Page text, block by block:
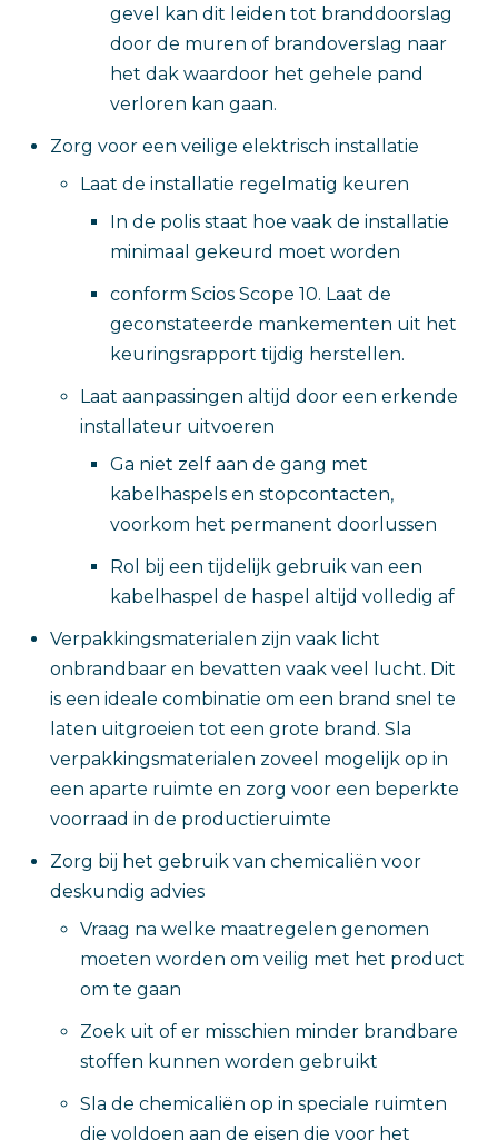
gevel kan dit leiden tot branddoorslag
door de muren of brandoverslag naar
het dak waardoor het gehele pand
verloren kan gaan.
Zorg voor een veilige elektrisch installatie
Laat de installatie regelmatig keuren
In de polis staat hoe vaak de installatie
minimaal gekeurd moet worden
conform Scios Scope 10. Laat de
geconstateerde mankementen uit het
keuringsrapport tijdig herstellen.
Laat aanpassingen altijd door een erkende
installateur uitvoeren
Ga niet zelf aan de gang met
kabelhaspels en stopcontacten,
voorkom het permanent doorlussen
Rol bij een tijdelijk gebruik van een
kabelhaspel de haspel altijd volledig af
Verpakkingsmaterialen zijn vaak licht
onbrandbaar en bevatten vaak veel lucht. Dit
is een ideale combinatie om een brand snel te
laten uitgroeien tot een grote brand. Sla
verpakkingsmaterialen zoveel mogelijk op in
een aparte ruimte en zorg voor een beperkte
voorraad in de productieruimte
Zorg bij het gebruik van chemicaliën voor
deskundig advies
Vraag na welke maatregelen genomen
moeten worden om veilig met het product
om te gaan
Zoek uit of er misschien minder brandbare
stoffen kunnen worden gebruikt
Sla de chemicaliën op in speciale ruimten
die voldoen aan de eisen die voor het